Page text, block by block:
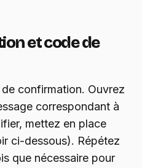
et code de
confirmation. Ouvrez
correspondant à
mettez en place
ci-dessous). Répétez
que nécessaire pour